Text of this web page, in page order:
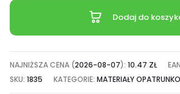
opatrunkiem,
1
Dodaj do
NAJNIŻSZA CENA (2026-08-07):10.47 ZŁ
SKU:1835 KATEGORIE:MATERIAŁY